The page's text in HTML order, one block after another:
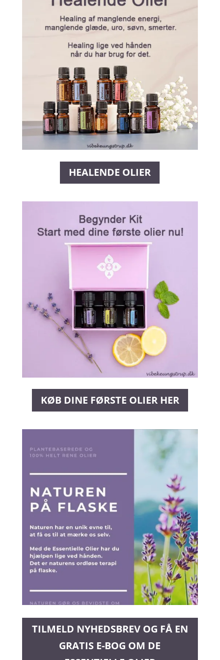
HEALENDE OLIER
KØB DINE FØRSTE OLIER HER
TILMELD NYHEDSBREV OG FÅ EN
GRATIS E-BOG OM DE